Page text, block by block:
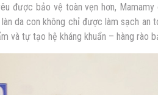
được bảo vệ toàn vẹn hơn,
da con không chỉ được làm sạch an
và tự tạo hệ kháng khuẩn – hàng rào